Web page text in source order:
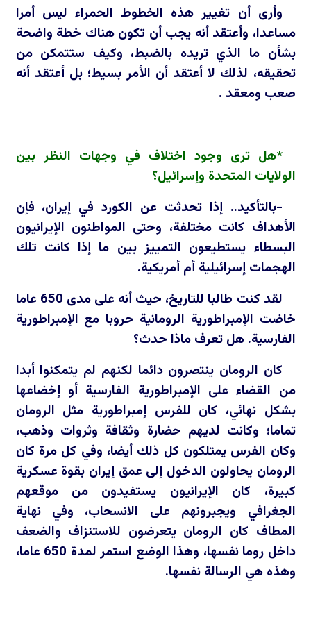
وأرى أن تغيير هذه الخطوط الحمراء ليس أمرا
مساعدا، وأعتقد أنه يجب أن تكون هناك خطة واضحة
بشأن ما الذي تريده بالضبط، وكيف ستتمكن من
تحقيقه، لذلك لا أعتقد أن الأمر بسيط؛ بل أعتقد أنه
صعب ومعقد .
*هل ترى وجود اختلاف في وجهات النظر بين
الولايات المتحدة وإسرائيل؟
-بالتأكيد.. إذا تحدثت عن الكورد في إيران، فإن
الأهداف كانت مختلفة، وحتى المواطنون الإيرانيون
البسطاء يستطيعون التمييز بين ما إذا كانت تلك
الهجمات إسرائيلية أم أمريكية.
لقد كنت طالبا للتاريخ، حيث أنه على مدى 650 عاما
خاضت الإمبراطورية الرومانية حروبا مع الإمبراطورية
الفارسية. هل تعرف ماذا حدث؟
كان الرومان ينتصرون دائما لكنهم لم يتمكنوا أبدا
من القضاء على الإمبراطورية الفارسية أو إخضاعها
بشكل نهائي، كان للفرس إمبراطورية مثل الرومان
تماما؛ وكانت لديهم حضارة وثقافة وثروات وذهب،
وكان الفرس يمتلكون كل ذلك أيضا، وفي كل مرة كان
الرومان يحاولون الدخول إلى عمق إيران بقوة عسكرية
كبيرة، كان الإيرانيون يستفيدون من موقعهم
الجغرافي ويجبرونهم على الانسحاب، وفي نهاية
المطاف كان الرومان يتعرضون للاستنزاف والضعف
داخل روما نفسها، وهذا الوضع استمر لمدة 650 عاما،
وهذه هي الرسالة نفسها.